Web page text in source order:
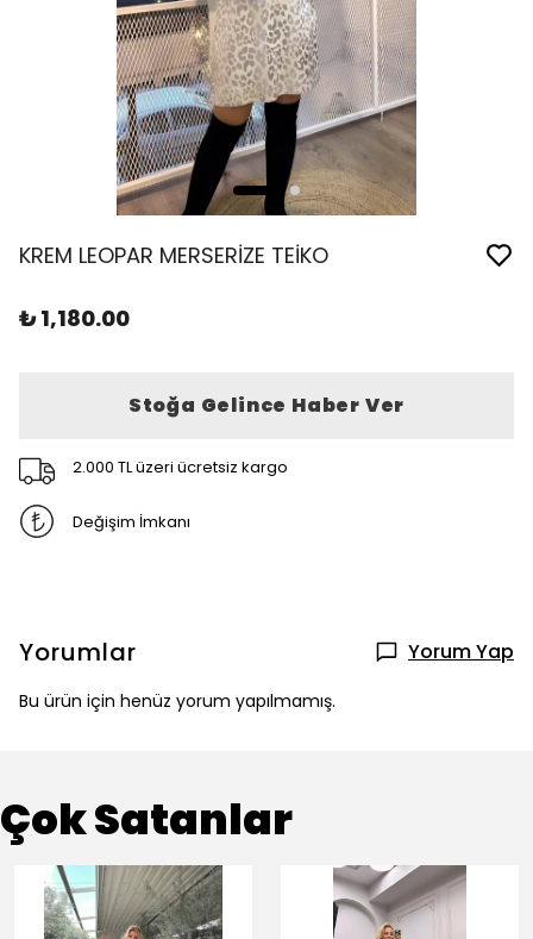
KREM LEOPAR MERSERİZE TEİKO
₺ 1,180.00
Stoğa Gelince Haber Ver
2.000 TL üzeri ücretsiz kargo
Değişim İmkanı
Yorumlar Yorum Yap
Bu ürün için henüz yorum yapılmamış.
Çok Satanlar